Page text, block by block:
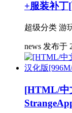
+服装补丁
超级分类 游
news 发布于
[HTML/中